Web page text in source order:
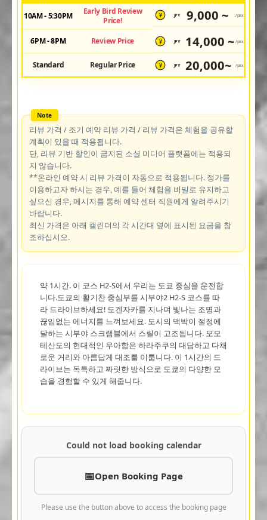
10AM - 5:30PM
Early Bird Review
Price!
¥ JPY 9,000 ~ /pax
6PM - 8PM Review Price ¥ JPY 14,000 ~ /pax
Standard Regular Price ¥ JPY 20,000~ /pax
리뷰 가격 / 조기 예약 리뷰 가격 / 리뷰 가격은 체험을 공유할
계획이 있을 때 적용됩니다.
단, 리뷰 기반 할인이 금지된 소셜 미디어 플랫폼에는 적용되
지 않습니다.
**온라인 예약 시 리뷰 가격이 자동으로 적용됩니다. 정가를
이용하고자 하시는 경우, 예를 들어 체험을 비밀로 유지하고
싶으신 경우, 메시지를 통해 예약 센터 직원에게 알려주시기
바랍니다.
최신 가격은 아래 캘린더의 각 시간대 옆에 표시된 요금을 참
조하십시오.
약 1시간. 이 코스 H2-S에서 우리는 도쿄 중심을 운전합
니다.도쿄의 활기찬 중심부를 시부야2 H2-S 코스를 따
라 드라이브하세요! 도겐자카를 지나며 빛나는 조명과
끊임없는 에너지를 느껴보세요. 도시의 맥박이 절정에
달하는 시부야 스크램블에서 스릴이 고조됩니다. 오모
테산도의 현대적인 우아함은 하라주쿠의 대담하고 다채
로운 거리와 아름답게 대조를 이룹니다. 이 1시간의 드
라이브는 독특하고 짜릿한 방식으로 도쿄의 다양한 모
습을 경험할 수 있게 해줍니다.
Could not load booking calendar
Open Booking Page
Please use the button above to access the booking page